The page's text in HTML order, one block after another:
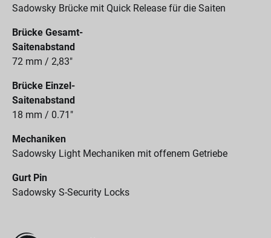
Sadowsky Brücke mit Quick Release für die Saiten
Brücke Gesamt-
Saitenabstand
72 mm / 2,83"
Brücke Einzel-
Saitenabstand
18 mm / 0.71"
Mechaniken
Sadowsky Light Mechaniken mit offenem Getriebe
Gurt Pin
Sadowsky S-Security Locks